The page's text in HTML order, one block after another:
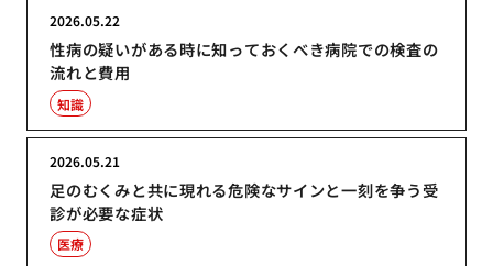
性病の疑いがある時に知っておくべき病院での検査の
流れと費用
2026.05.22
知識
足のむくみと共に現れる危険なサインと一刻を争う受
診が必要な症状
2026.05.21
医療